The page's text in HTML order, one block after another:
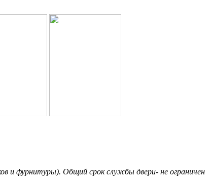
и фурнитуры). Общий срок службы двери- не ограничен